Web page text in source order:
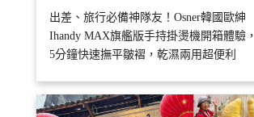
出差、旅行必備神隊友！Osner韓國歐紳
Ihandy MAX旗艦版手持掛燙機開箱體驗，
5分鐘快速撫平皺褶，乾濕兩用超便利